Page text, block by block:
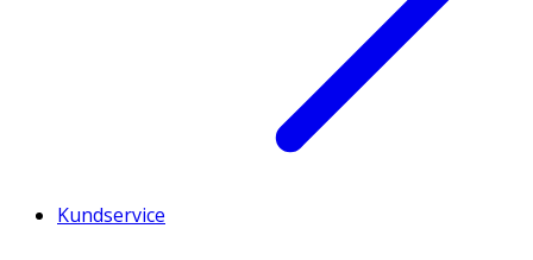
Kundservice